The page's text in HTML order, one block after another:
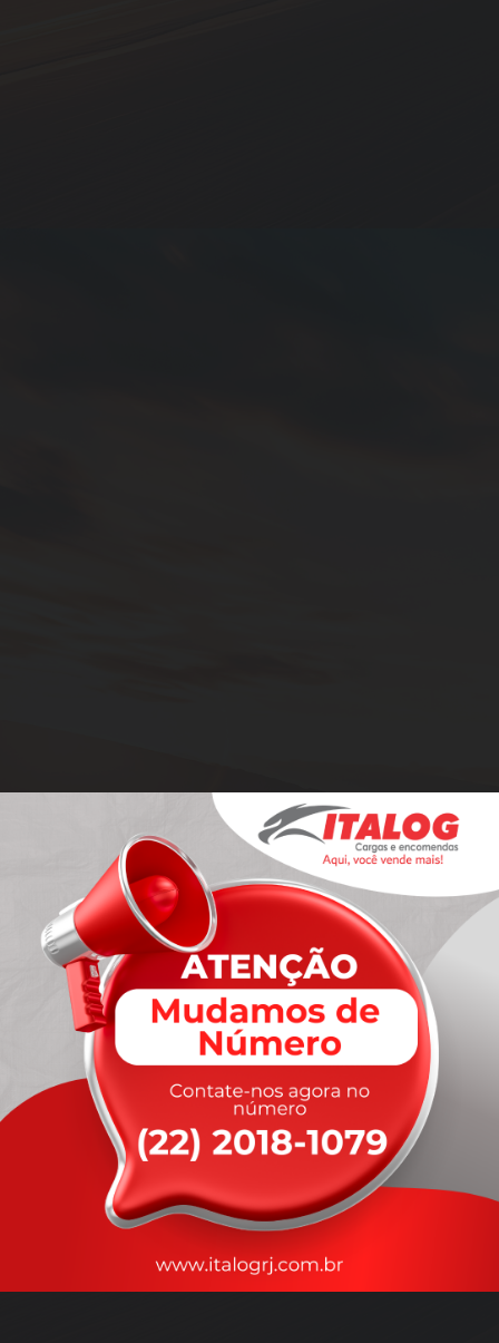
rapidez
que você precisa,
com a qualidade que vocêmerece.
Nossos motoristas são treinados para garantir a máxima
durante o transporte, com rastreamento em tempo real.